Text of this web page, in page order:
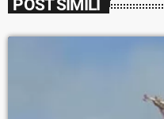
POST SIMILI